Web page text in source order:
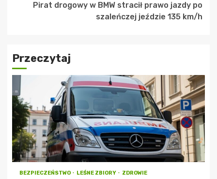
Pirat drogowy w BMW stracił prawo jazdy po
szaleńczej jeździe 135 km/h
Przeczytaj
BEZPIECZEŃSTWO LEŚNE ZBIORY ZDROWIE